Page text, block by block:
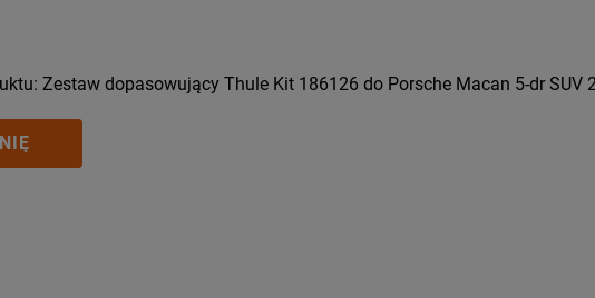
Zestaw dopasowujący Thule Kit 186126 do Porsche Macan 5-dr SUV